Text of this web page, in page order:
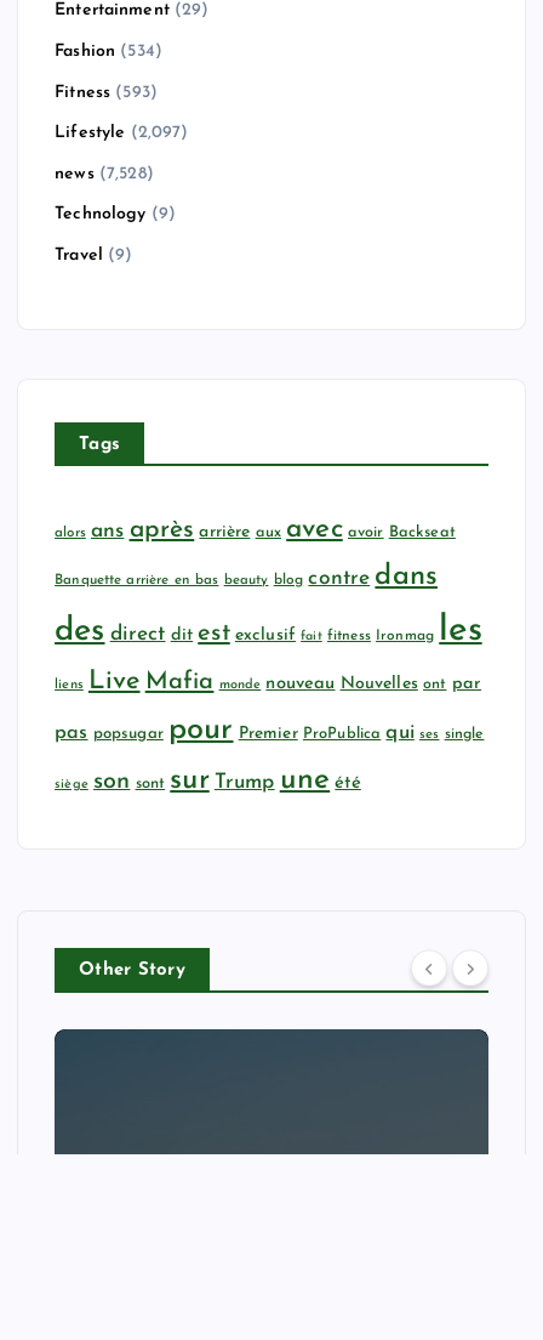
Entertainment(29)
Fashion (534)
Fitness (593)
Lifestyle (2,097)
news(7,528)
Technology (9)
Travel (9)
Tags
alors ans après arrière aux avec avoir Backseat
Banquette arrière en bas beauty blog contre dans
des direct dit est exclusif fait fitness Ironmag les
liens Live Mafia monde nouveau Nouvelles ont par
pas popsugar pour Premier ProPublica qui ses single
siège son sont sur Trump une été
Other Story